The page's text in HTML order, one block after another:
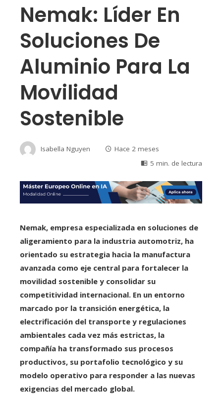
Nemak: Líder En
Soluciones De
Aluminio Para La
Movilidad
Sostenible
Isabella Nguyen
Hace 2 meses
5 min. de lectura
Nemak, empresa especializada en soluciones de
aligeramiento para la industria automotriz, ha
orientado su estrategia hacia la manufactura
avanzada como eje central para fortalecer la
movilidad sostenible y consolidar su
competitividad internacional. En un entorno
marcado por la transición energética, la
electrificación del transporte y regulaciones
ambientales cada vez más estrictas, la
compañía ha transformado sus procesos
productivos, su portafolio tecnológico y su
modelo operativo para responder a las nuevas
exigencias del mercado global.